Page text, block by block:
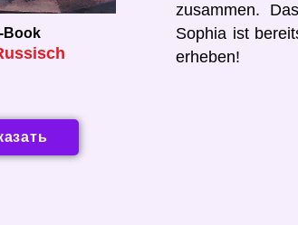
Book
zusammen.
Sophia ist
erheben!